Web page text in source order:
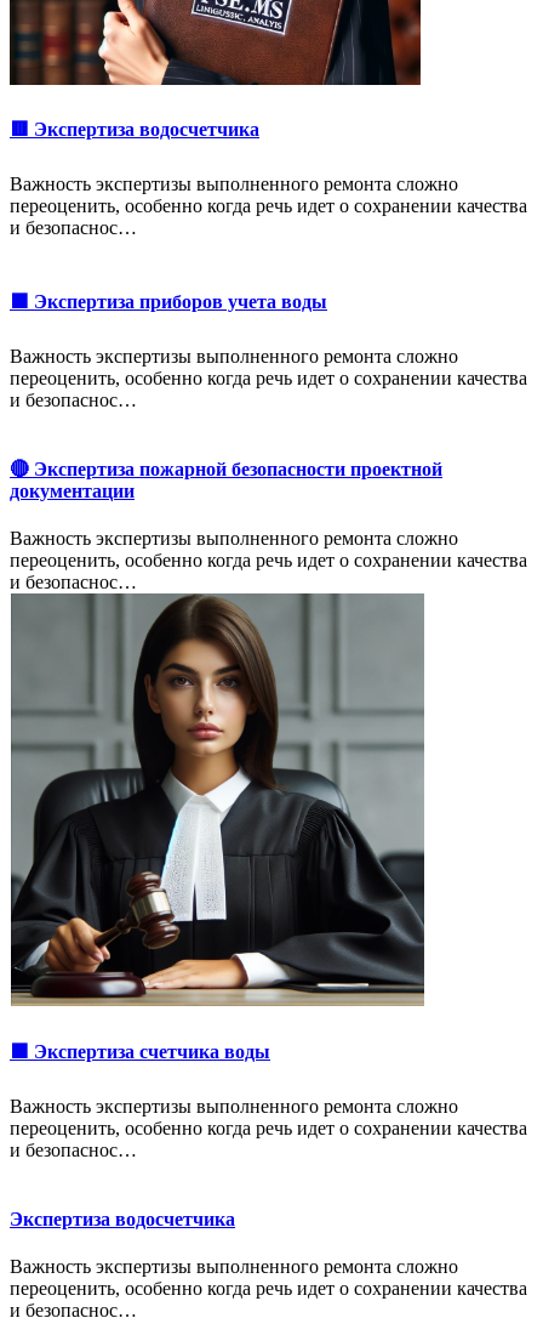
🟥 Экспертиза водосчетчика
Важность экспертизы выполненного ремонта сложно
переоценить, особенно когда речь идет о сохранении качества
и безопаснос…
🟩 Экспертиза приборов учета воды
Важность экспертизы выполненного ремонта сложно
переоценить, особенно когда речь идет о сохранении качества
и безопаснос…
🔴 Экспертиза пожарной безопасности проектной
документации
Важность экспертизы выполненного ремонта сложно
переоценить, особенно когда речь идет о сохранении качества
и безопаснос…
🟩 Экспертиза счетчика воды
Важность экспертизы выполненного ремонта сложно
переоценить, особенно когда речь идет о сохранении качества
и безопаснос…
Экспертиза водосчетчика
Важность экспертизы выполненного ремонта сложно
переоценить, особенно когда речь идет о сохранении качества
и безопаснос…